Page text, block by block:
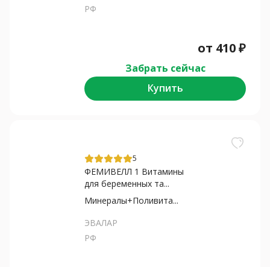
РФ
от 410₽
Забрать сейчас
Купить
5
ФЕМИВЕЛЛ 1 Витамины
для беременных та...
Минералы+Поливита...
ЭВАЛАР
РФ